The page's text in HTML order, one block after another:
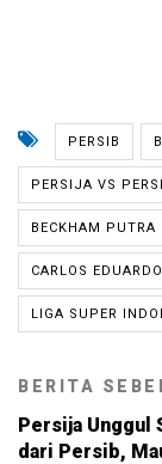
PERSIB
PERSIJA VS
BECKHAM
CARLOS EDUARDO
LIGA SUPER
BERITA
Persija Unggul
dari Persib,